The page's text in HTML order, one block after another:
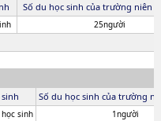
Số du học sinh của trường niên
25người
Số du học sinh của trường
sinh 1người